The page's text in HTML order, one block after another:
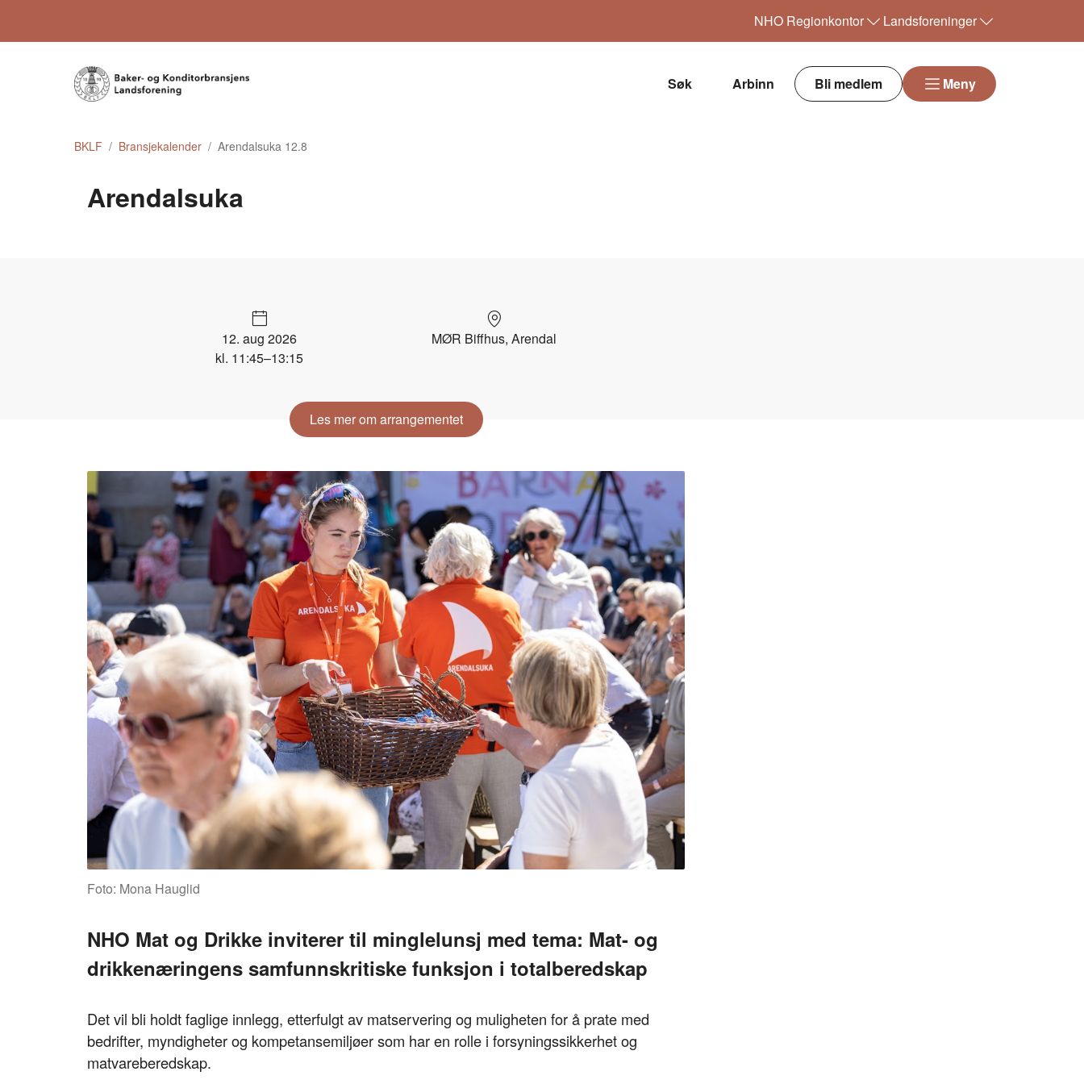
NHO Regionkontor Landsforeninger
Søk Arbinn Bli medlem Meny
BKLF Bransjekalender Arendalsuka 12.8
Arendalsuka
12. aug 2026
kl. 11:45–13:15
MØR Biffhus, Arendal
Les mer om arrangementet
Foto: Mona Hauglid
NHO Mat og Drikke inviterer til minglelunsj med tema: Mat- og
drikkenæringens samfunnskritiske funksjon i totalberedskap
Det vil bli holdt faglige innlegg, etterfulgt av matservering og muligheten for å prate med
bedrifter, myndigheter og kompetansemiljøer som har en rolle i forsyningssikkerhet og
matvareberedskap.